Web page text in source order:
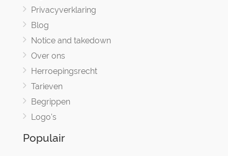
Privacyverklaring
Blog
Notice and takedown
Over ons
Herroepingsrecht
Tarieven
Begrippen
Logo's
Populair